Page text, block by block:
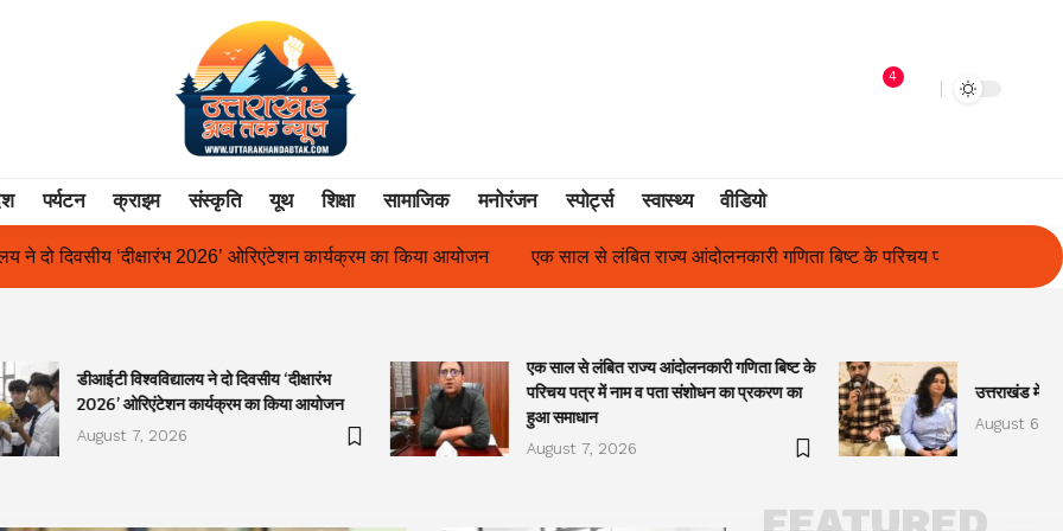
4
पर्यटन क्राइम संस्कृति यूथ शिक्षा सामाजिक मनोरंजन स्पोर्ट्स स्वास्थ्य वीडियो
कार्यक्रम का किया आयोजन एक साल से लंबित राज्य आंदोलनकारी गणिता बिष्ट के परिचय पत्र में नाम व पता संशोधन का प्रकरण का हुआ समाधान
डीआईटी विश्वविद्यालय ने दो दिवसीय ‘दीक्षारंभ
2026’ ओरिएंटेशन कार्यक्रम का किया आयोजन
August 7, 2026
एक साल से लंबित राज्य आंदोलनकारी गणिता बिष्ट के
परिचय पत्र में नाम व पता संशोधन का प्रकरण का
हुआ समाधान
August 7, 2026
उत्तराखंड में
August 6,